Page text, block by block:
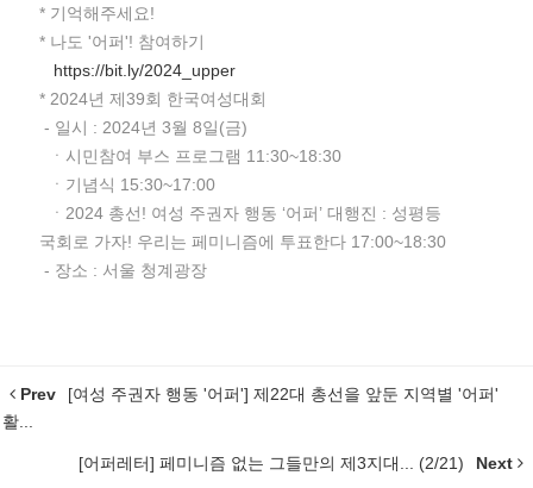
* 기억해주세요!
* 나도 '어퍼'! 참여하기
https://bit.ly/2024_upper
* 2024년 제39회 한국여성대회
- 일시 : 2024년 3월 8일(금)
ㆍ시민참여 부스 프로그램 11:30~18:30
ㆍ기념식 15:30~17:00
ㆍ2024 총선! 여성 주권자 행동 ‘어퍼’ 대행진 : 성평등
국회로 가자! 우리는 페미니즘에 투표한다 17:00~18:30
- 장소 : 서울 청계광장
Prev
[여성 주권자 행동 '어퍼'] 제22대 총선을 앞둔 지역별 '어퍼'
활...
[어퍼레터] 페미니즘 없는 그들만의 제3지대... (2/21) Next